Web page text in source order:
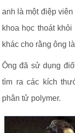
anh là một điệp
khoa học thoát
khác cho rằng ông
Ông đã sử dụng
tìm ra các kích
phân tử polymer.